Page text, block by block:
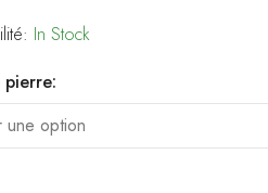
In Stock